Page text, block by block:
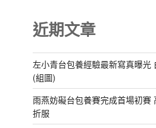
近期文章
左小青台包養經驗最新寫真曝光
(組圖)
雨燕妨礙台包養賽完成首場初賽
折服